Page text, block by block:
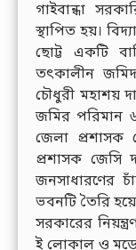
গাইবান্ধা
স্থাপিত হয়।
ছোট্ট একটি
তৎকালীন
চৌধুরী মহাশয়
জমির পরিমান
জেলা প্রশাসক
প্রশাসক জেসি
জনসাধারণের
ভবনটি তৈরি
সরকারের
ই লোকাল ও